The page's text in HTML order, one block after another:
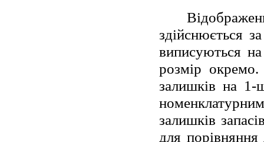
здійснюється
виписуються
розмір окремо.
залишків на 1-
залишків
для порівняння